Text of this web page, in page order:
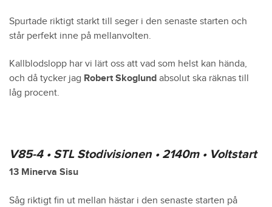
Spurtade riktigt starkt till seger i den senaste starten och
står perfekt inne på mellanvolten.
Kallblodslopp har vi lärt oss att vad som helst kan hända,
och då tycker jag Robert Skoglund absolut ska räknas till
låg procent.
V85-4 • STL Stodivisionen • 2140m • Voltstart
13 Minerva Sisu
Såg riktigt fin ut mellan hästar i den senaste starten på